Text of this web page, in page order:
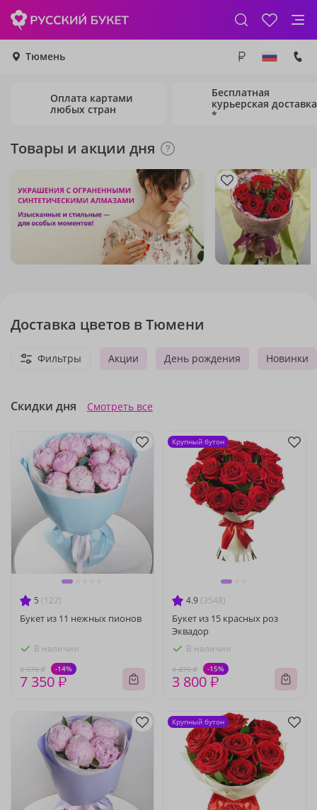
Тюмень
Оплата картами
любых стран
Бесплатная
курьерская доставка
*
Товары и акции дня
Доставка цветов в Тюмени
Акции День рождения Новинки
Фильтры
Скидки дня Смотреть все
5 (122)
Букет из 11 нежных пионов
В наличии
8 570 ₽ -14%
7 350 ₽
4.9 (3548)
Букет из 15 красных роз
Эквадор
В наличии
4 470 ₽ -15%
3 800 ₽
Крупный бутон
Крупный бутон